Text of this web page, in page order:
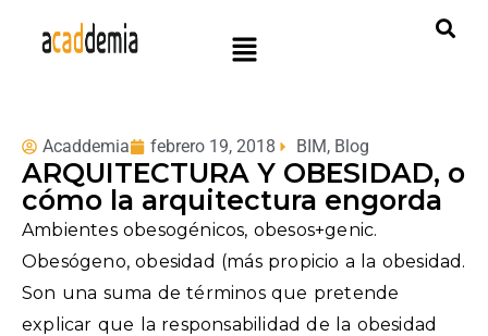
Acaddemia febrero 19, 2018 BIM, Blog
ARQUITECTURA Y OBESIDAD, o
cómo la arquitectura engorda
Ambientes obesogénicos, obesos+genic.
Obesógeno, obesidad (más propicio a la obesidad.
Son una suma de términos que pretende
explicar que la responsabilidad de la obesidad